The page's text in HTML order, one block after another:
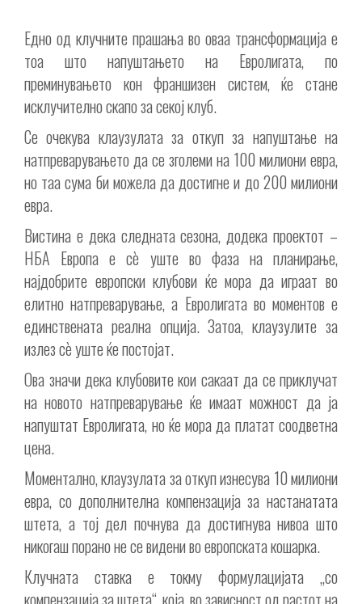
Едно од клучните прашања во оваа трансформација е
тоа што напуштањето на Евролигата, по
преминувањето кон франшизен систем, ќе стане
исклучително скапо за секој клуб.
Се очекува клаузулата за откуп за напуштање на
натпреварувањето да се зголеми на 100 милиони евра,
но таа сума би можела да достигне и до 200 милиони
евра.
Вистина е дека следната сезона, додека проектот –
НБА Европа е сè уште во фаза на планирање,
најдобрите европски клубови ќе мора да играат во
елитно натпреварување, а Евролигата во моментов е
единствената реална опција. Затоа, клаузулите за
излез сè уште ќе постојат.
Ова значи дека клубовите кои сакаат да се приклучат
на новото натпреварување ќе имаат можност да ја
напуштат Евролигата, но ќе мора да платат соодветна
цена.
Моментално, клаузулата за откуп изнесува 10 милиони
евра, со дополнителна компензација за настанатата
штета, а тој дел почнува да достигнува нивоа што
никогаш порано не се видени во европската кошарка.
Клучната ставка е токму формулацијата „со
компензација за штета“, која, во зависност од растот на